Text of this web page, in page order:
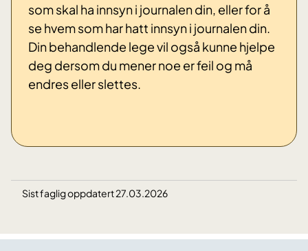
som skal ha innsyn i journalen din, eller for å
se hvem som har hatt innsyn i journalen din.
Din behandlende lege vil også kunne hjelpe
deg dersom du mener noe er feil og må
endres eller slettes.
Sist faglig oppdatert 27.03.2026